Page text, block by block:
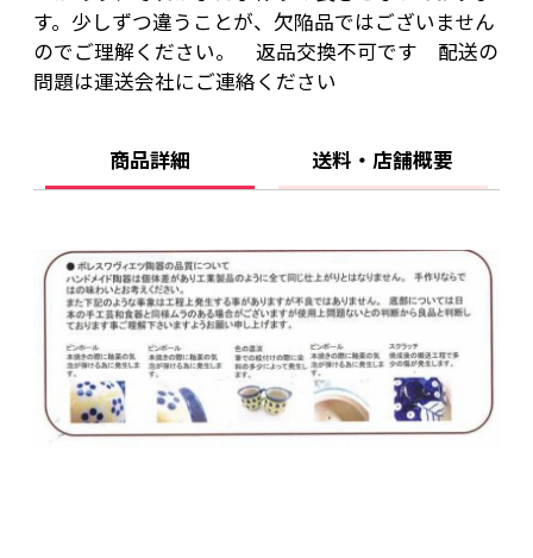
す。少しずつ違うことが、欠陥品ではございません
のでご理解ください。 返品交換不可です 配送の
問題は運送会社にご連絡ください
商品詳細 送料・店舗概要